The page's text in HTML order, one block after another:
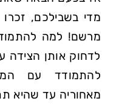
מדי בשבילכם,
מרשם! למה
⁣לדחוק אותן הצידה
להתמודד עם
מאחוריה עד שהיא